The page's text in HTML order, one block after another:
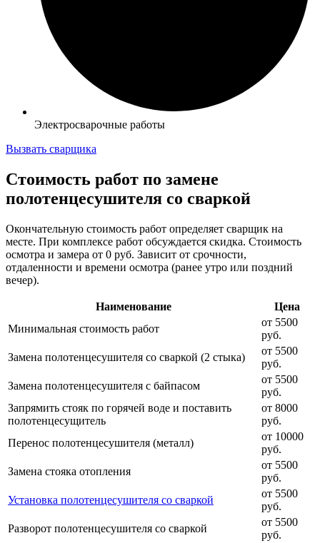
Электросварочные работы
Вызвать сварщика
Стоимость работ по замене
полотенцесушителя со сваркой
Окончательную стоимость работ определяет сварщик на
месте. При комплексе работ обсуждается скидка. Стоимость
осмотра и замера от 0 руб. Зависит от срочности,
отдаленности и времени осмотра (ранее утро или поздний
вечер).
Наименование
Цена
Минимальная стоимость работ
от 5500
руб.
Замена полотенцесушителя со сваркой (2 стыка)
от 5500
руб.
Замена полотенцесушителя с байпасом
от 5500
руб.
Запрямить стояк по горячей воде и поставить
полотенцесущитель
от 8000
руб.
Перенос полотенцесушителя (металл)
от 10000
руб.
Замена стояка отопления
от 5500
руб.
Установка полотенцесушителя со сваркой
от 5500
руб.
Разворот полотенцесушителя со сваркой
от 5500
руб.